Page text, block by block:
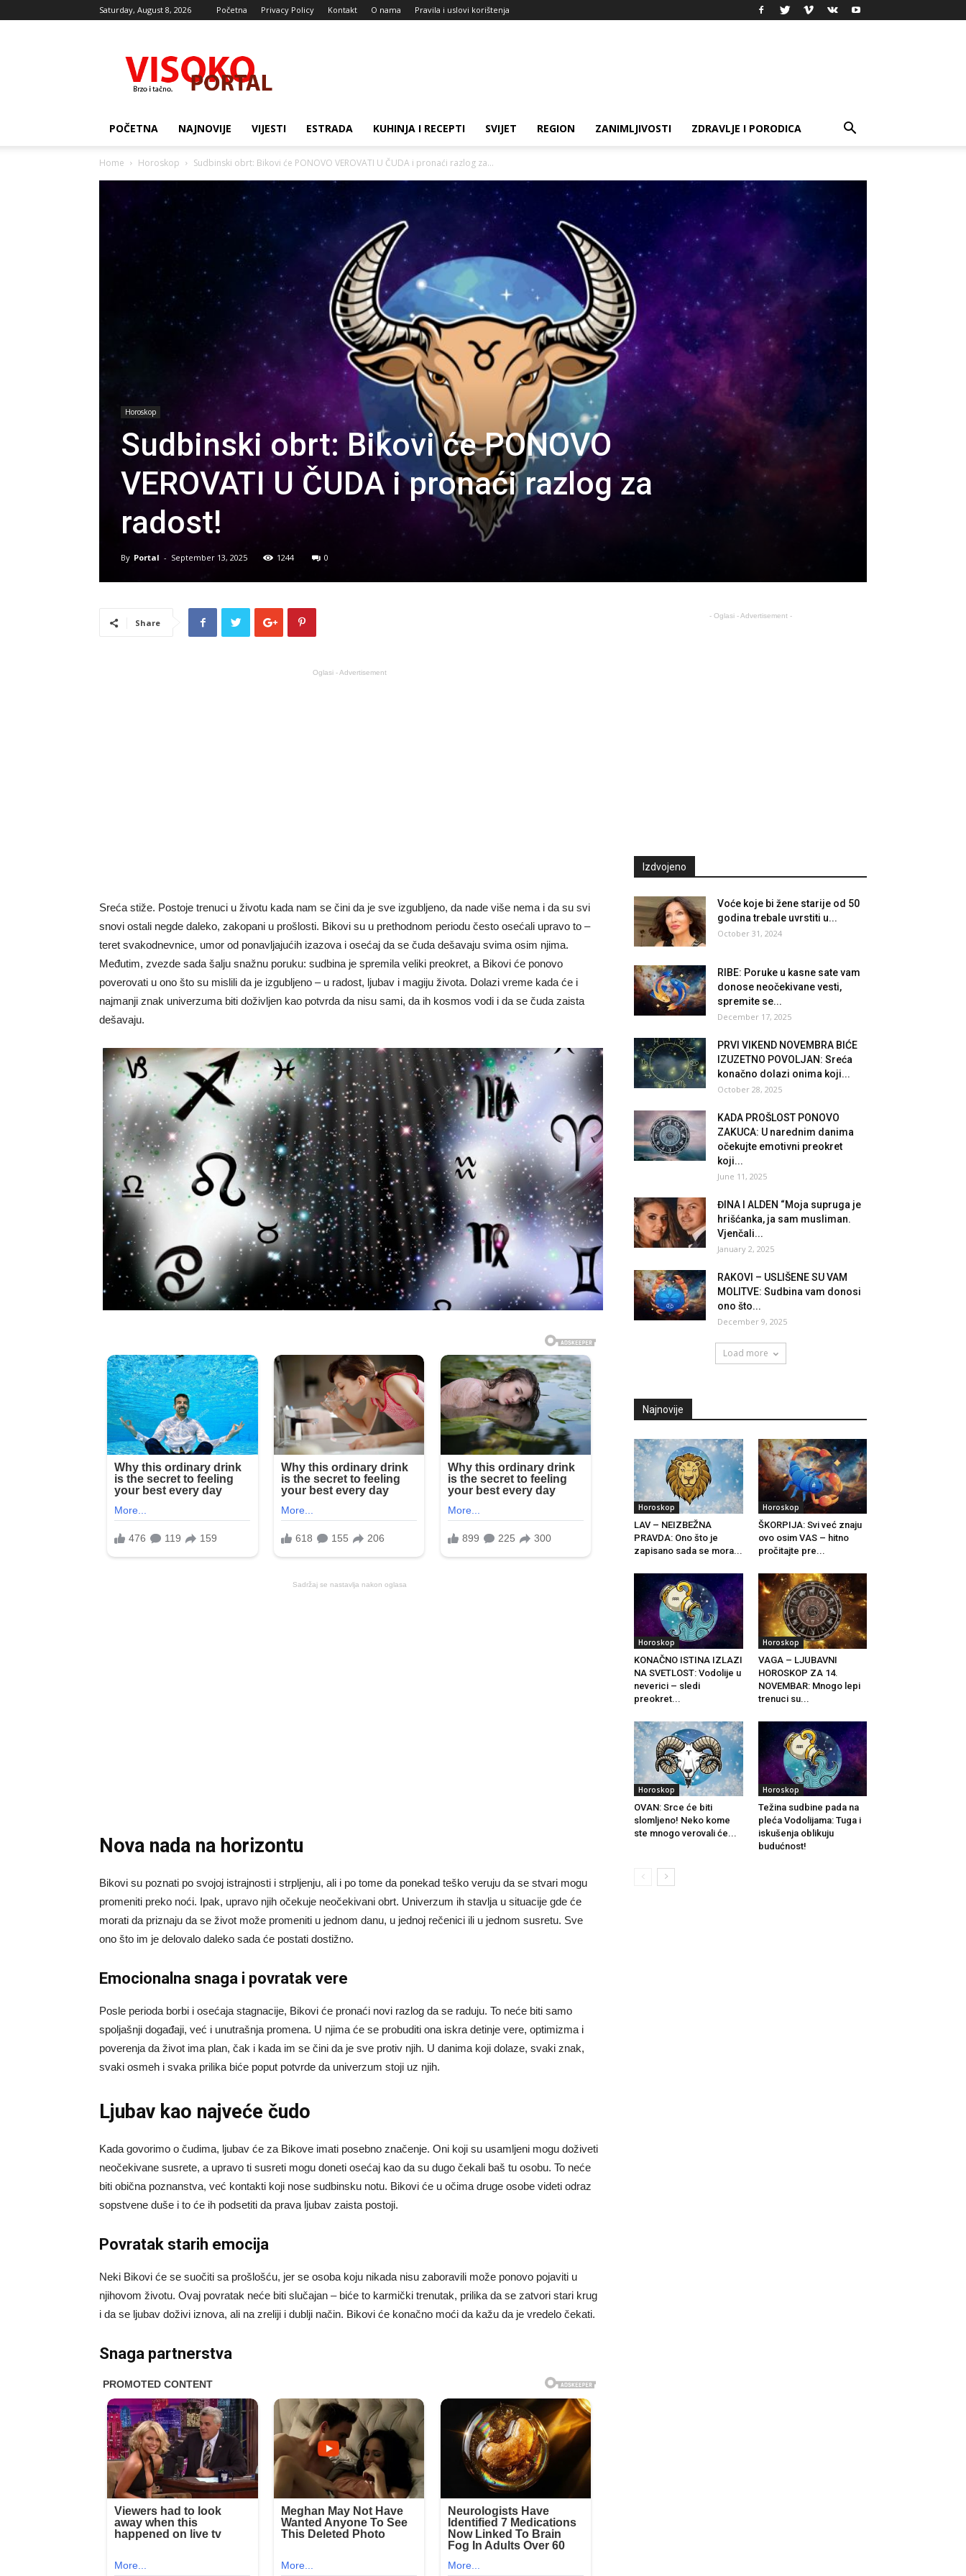
Saturday, August 8, 2026 Početna Privacy Policy Kontakt O nama Pravila i uslovi korištenja
portal
POČETNA NAJNOVIJE VIJESTI ESTRADA KUHINJA I RECEPTI SVIJET REGION ZANIMLJIVOSTI ZDRAVLJE I PORODICA
Home Horoskop Sudbinski obrt: Bikovi će PONOVO VEROVATI U ČUDA i pronaći razlog za...
Horoskop
Sudbinski obrt: Bikovi će PONOVO
VEROVATI U ČUDA i pronaći razlog za
radost!
By Portal - September 13, 2025 1244 0
Share
Oglasi - Advertisement
Sreća stiže. Postoje trenuci u životu kada nam se čini da je sve izgubljeno, da nade više nema i da su svi
snovi ostali negde daleko, zakopani u prošlosti. Bikovi su u prethodnom periodu često osećali upravo to –
teret svakodnevnice, umor od ponavljajućih izazova i osećaj da se čuda dešavaju svima osim njima.
Međutim, zvezde sada šalju snažnu poruku: sudbina je spremila veliki preokret, a Bikovi će ponovo
poverovati u ono što su mislili da je izgubljeno – u radost, ljubav i magiju života. Dolazi vreme kada će i
najmanji znak univerzuma biti doživljen kao potvrda da nisu sami, da ih kosmos vodi i da se čuda zaista
dešavaju.
Sadržaj se nastavlja nakon oglasa
Nova nada na horizontu
Bikovi su poznati po svojoj istrajnosti i strpljenju, ali i po tome da ponekad teško veruju da se stvari mogu
promeniti preko noći. Ipak, upravo njih očekuje neočekivani obrt. Univerzum ih stavlja u situacije gde će
morati da priznaju da se život može promeniti u jednom danu, u jednoj rečenici ili u jednom susretu. Sve
ono što im je delovalo daleko sada će postati dostižno.
Emocionalna snaga i povratak vere
Posle perioda borbi i osećaja stagnacije, Bikovi će pronaći novi razlog da se raduju. To neće biti samo
spoljašnji događaji, već i unutrašnja promena. U njima će se probuditi ona iskra detinje vere, optimizma i
poverenja da život ima plan, čak i kada im se čini da je sve protiv njih. U danima koji dolaze, svaki znak,
svaki osmeh i svaka prilika biće poput potvrde da univerzum stoji uz njih.
Ljubav kao najveće čudo
Kada govorimo o čudima, ljubav će za Bikove imati posebno značenje. Oni koji su usamljeni mogu doživeti
neočekivane susrete, a upravo ti susreti mogu doneti osećaj kao da su dugo čekali baš tu osobu. To neće
biti obična poznanstva, već kontakti koji nose sudbinsku notu. Bikovi će u očima druge osobe videti odraz
sopstvene duše i to će ih podsetiti da prava ljubav zaista postoji.
Povratak starih emocija
Neki Bikovi će se suočiti sa prošlošću, jer se osoba koju nikada nisu zaboravili može ponovo pojaviti u
njihovom životu. Ovaj povratak neće biti slučajan – biće to karmički trenutak, prilika da se zatvori stari krug
i da se ljubav doživi iznova, ali na zreliji i dublji način. Bikovi će konačno moći da kažu da je vredelo čekati.
Snaga partnerstva
- Oglasi - Advertisement -
Izdvojeno
Voće koje bi žene starije od 50
godina trebale uvrstiti u...
October 31, 2024
RIBE: Poruke u kasne sate vam
donose neočekivane vesti,
spremite se...
December 17, 2025
PRVI VIKEND NOVEMBRA BIĆE
IZUZETNO POVOLJAN: Sreća
konačno dolazi onima koji...
October 28, 2025
KADA PROŠLOST PONOVO
ZAKUCA: U narednim danima
očekujte emotivni preokret
koji...
June 11, 2025
ĐINA I ALDEN “Moja supruga je
hrišćanka, ja sam musliman.
Vjenčali...
January 2, 2025
RAKOVI – USLIŠENE SU VAM
MOLITVE: Sudbina vam donosi
ono što...
December 9, 2025
Load more
Najnovije
Horoskop
LAV – NEIZBEŽNA
PRAVDA: Ono što je
zapisano sada se mora...
Horoskop
ŠKORPIJA: Svi već znaju
ovo osim VAS – hitno
pročitajte pre...
Horoskop
KONAČNO ISTINA IZLAZI
NA SVETLOST: Vodolije u
neverici – sledi
preokret...
Horoskop
VAGA – LJUBAVNI
HOROSKOP ZA 14.
NOVEMBAR: Mnogo lepi
trenuci su...
Horoskop
OVAN: Srce će biti
slomljeno! Neko kome
ste mnogo verovali će...
Horoskop
Težina sudbine pada na
pleća Vodolijama: Tuga i
iskušenja oblikuju
budućnost!